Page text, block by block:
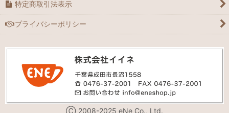
おさんぽ（強化磁器）
スポーツクラブ（強化磁器）
ステンレスカトラリー
特定商取引法表示
プライバシーポリシー
Ⓒ 2008-2025 eNe Co., Ltd.